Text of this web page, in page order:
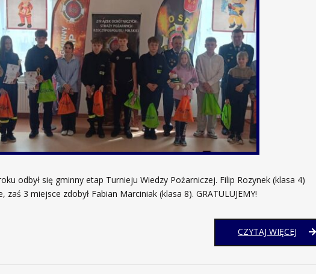
odbył się gminny etap Turnieju Wiedzy Pożarniczej. Filip Rozynek (klasa 4)
zaś 3 miejsce zdobył Fabian Marciniak (klasa 8). GRATULUJEMY!
CZYTAJ WIĘCEJ